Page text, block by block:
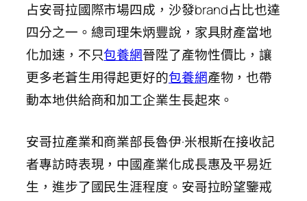
占安哥拉國際市場四成，沙發brand占比也達
四分之一。總司理朱炳豐說，家具財產當地
化加速，不只包養網晉陞了產物性價比，讓
更多老蒼生用得起更好的包養網產物，也帶
動本地供給商和加工企業生長起來。
安哥拉產業和商業部長魯伊·米根斯在接收記
者專訪時表現，中國產業化成長惠及平易近
生，進步了國民生涯程度。安哥拉盼望鑒戒